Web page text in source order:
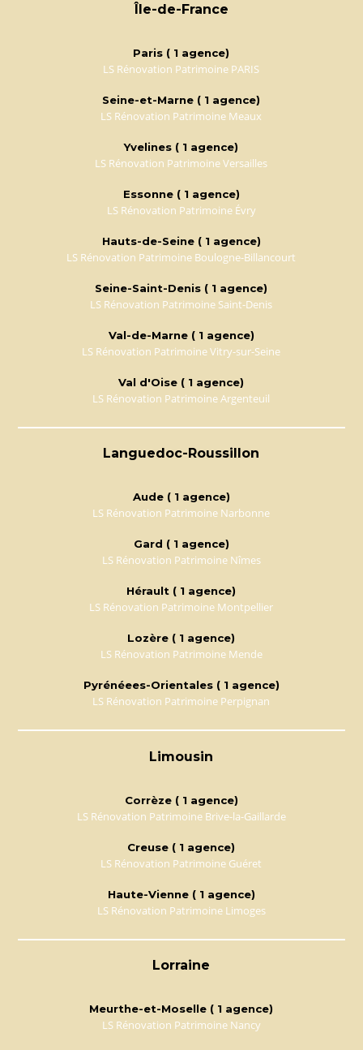
Île-de-France
Paris ( 1 agence)
LS Rénovation Patrimoine PARIS
Seine-et-Marne ( 1 agence)
LS Rénovation Patrimoine Meaux
Yvelines ( 1 agence)
LS Rénovation Patrimoine Versailles
Essonne ( 1 agence)
LS Rénovation Patrimoine Évry
Hauts-de-Seine ( 1 agence)
LS Rénovation Patrimoine Boulogne-Billancourt
Seine-Saint-Denis ( 1 agence)
LS Rénovation Patrimoine Saint-Denis
Val-de-Marne ( 1 agence)
LS Rénovation Patrimoine Vitry-sur-Seine
Val d'Oise ( 1 agence)
LS Rénovation Patrimoine Argenteuil
Languedoc-Roussillon
Aude ( 1 agence)
LS Rénovation Patrimoine Narbonne
Gard ( 1 agence)
LS Rénovation Patrimoine Nîmes
Hérault ( 1 agence)
LS Rénovation Patrimoine Montpellier
Lozère ( 1 agence)
LS Rénovation Patrimoine Mende
Pyrénéees-Orientales ( 1 agence)
LS Rénovation Patrimoine Perpignan
Limousin
Corrèze ( 1 agence)
LS Rénovation Patrimoine Brive-la-Gaillarde
Creuse ( 1 agence)
LS Rénovation Patrimoine Guéret
Haute-Vienne ( 1 agence)
LS Rénovation Patrimoine Limoges
Lorraine
Meurthe-et-Moselle ( 1 agence)
LS Rénovation Patrimoine Nancy